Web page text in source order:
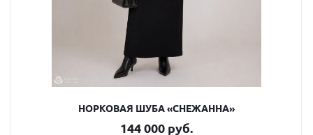
НОРКОВАЯ ШУБА «СНЕЖАННА»
144 000 руб.